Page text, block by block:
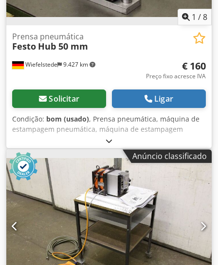
1 /8
Wiefelstede 9.427 km
Prensa pneumática
Festo Hub 50 mm
€ 160
Preço fixo acresce IVA
Solicitar Ligar
Condição: bom (usado), Prensa pneumática, máquina de
estampagem pneumática, máquina de estampagem
multifuncional, máquina de estampagem, máquina de
estampagem universal, máquina de estampagem -Cilindro
pneumático: Festo, modelo DC-100-050-PPV -Curso: Ø 50
mm -Diâmetro do pistão: Ø 100 mm -Eixo de fixação: Ø
aprox. 9 mm Dwsdpfx Akof Sa Rcjqea -Sem sistema de
controlo -Dimensões: 350/200/A515 mm -Peso: 31 kg
Anúncio classificado